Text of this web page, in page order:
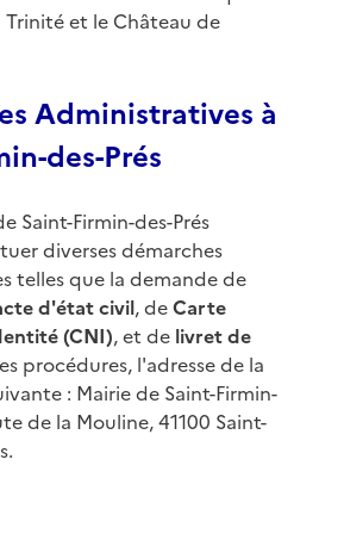
et le Château de
Administratives à
des-Prés
Saint-Firmin-des-Prés
diverses démarches
telles que la demande de
d'état civil, deCarte
(CNI), et de livret de
procédures, l'adresse de la
: Mairie de Saint-Firmin-
de la Mouline, 41100 Saint-